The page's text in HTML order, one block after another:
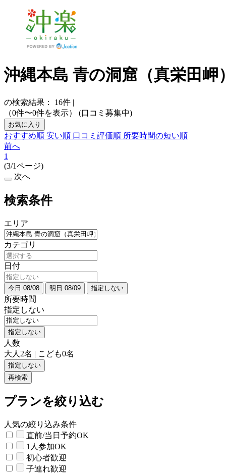
沖縄本島 青の洞窟（真栄田
の検索結果： 16件 |
（0件〜0件を表示）
(口コミ募集中)
お気に入り
おすすめ順 安い順 口コミ評価順 所要時間の短い順
前へ
1
(3/1ページ)
次へ
検索条件
エリア
カテゴリ
日付
今日 08/08 明日 08/09 指定しない
所要時間
指定しない
指定しない
人数
大人2名 | こども0名
指定しない
再検索
プランを絞り込む
人気の絞り込み条件
直前/当日予約OK
1人参加OK
初心者歓迎
子連れ歓迎